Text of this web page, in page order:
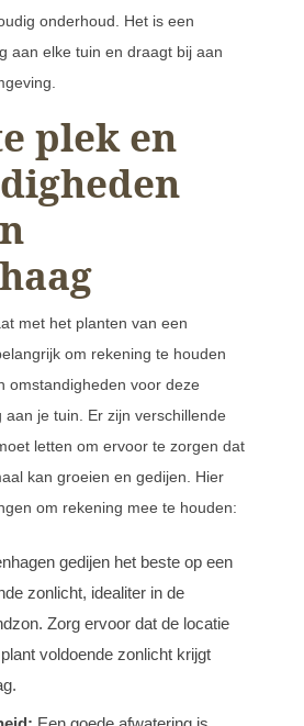
onderhoud. Het is een
aan elke tuin en draagt bij aan
plek en
met het planten van een
om rekening te houden
omstandigheden voor deze
aan je tuin. Er zijn verschillende
letten om ervoor te zorgen dat
kan groeien en gedijen. Hier
om rekening mee te houden:
gedijen het beste op een
zonlicht, idealiter in de
Zorg ervoor dat de locatie
voldoende zonlicht krijgt